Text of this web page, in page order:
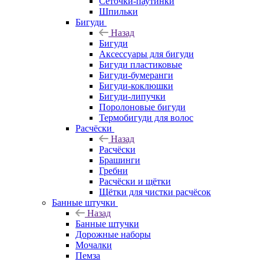
Шпильки
Бигуди
Назад
Бигуди
Аксессуары для бигуди
Бигуди пластиковые
Бигуди-бумеранги
Бигуди-коклюшки
Бигуди-липучки
Поролоновые бигуди
Термобигуди для волос
Расчёски
Назад
Расчёски
Брашинги
Гребни
Расчёски и щётки
Щётки для чистки расчёсок
Банные штучки
Назад
Банные штучки
Дорожные наборы
Мочалки
Пемза